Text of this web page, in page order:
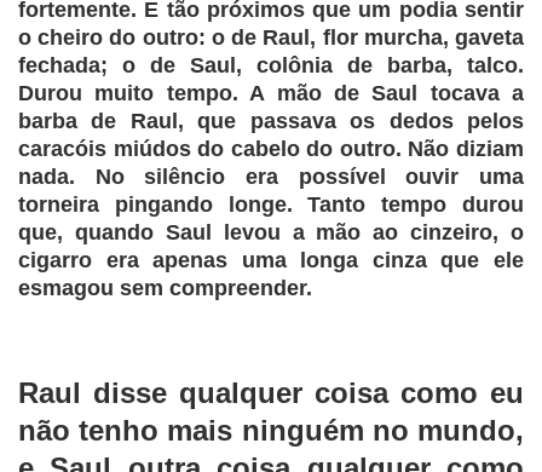
fortemente. E tão próximos que um podia sentir
o cheiro do outro: o de Raul, flor murcha, gaveta
fechada; o de Saul, colônia de barba, talco.
Durou muito tempo. A mão de Saul tocava a
barba de Raul, que passava os dedos pelos
caracóis miúdos do cabelo do outro. Não diziam
nada. No silêncio era possível ouvir uma
torneira pingando longe. Tanto tempo durou
que, quando Saul levou a mão ao cinzeiro, o
cigarro era apenas uma longa cinza que ele
esmagou sem compreender.
Raul disse qualquer coisa como eu
não tenho mais ninguém no mundo,